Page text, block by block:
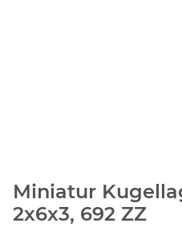
Miniatur
2x6x3, 692 ZZ